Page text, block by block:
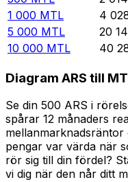
1 000 MTL 4
5 000 MTL 20
10 000 MTL 40
Diagram ARS till
Se din 500 ARS i
spårar 12 månaders
pengar var värda när
rör sig till din fördel?
vi dig när den når ditt